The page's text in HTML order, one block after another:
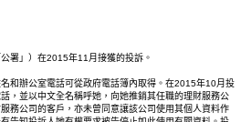
署」）在2015年11月接獲的投訴。
和辦公室電話可從政府電話簿內取得。在2015年10月投
，並以中文全名稱呼她，向她推銷其任職的理財服務公
務公司的客戶，亦未曾同意讓該公司使用其個人資料作